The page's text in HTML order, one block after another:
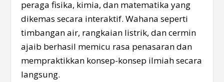
peraga fisika, kimia, dan matematika yang
dikemas secara interaktif. Wahana seperti
timbangan air, rangkaian listrik, dan cermin
ajaib berhasil memicu rasa penasaran dan
mempraktikkan konsep-konsep ilmiah secara
langsung.